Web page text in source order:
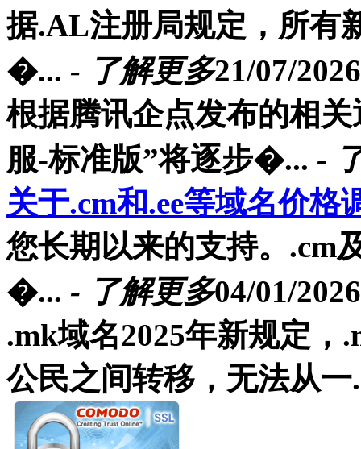
据.AL注册局规定，所有
�... - 了解更多21/07/2026
根据腾讯企点发布的相
服-标准版”将逐步�... -
关于.cm和.ee等域名价格
您长期以来的支持。.cm
�... - 了解更多04/01/2026
.mk域名2025年新规定，
公民之间转移，无法从